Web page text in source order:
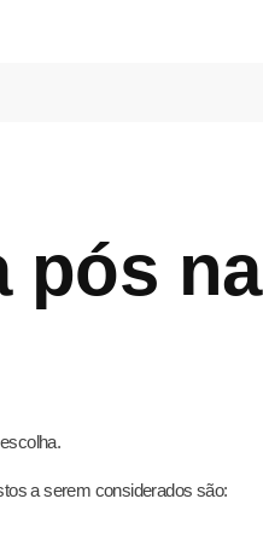
pós na
a serem considerados são: